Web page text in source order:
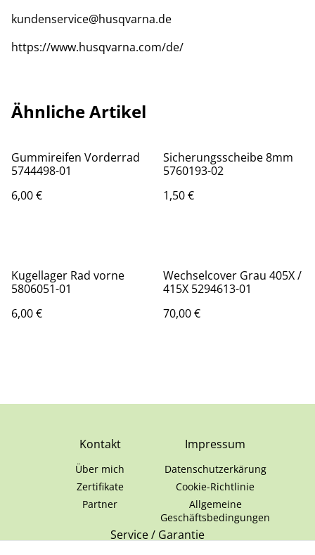
kundenservice@husqvarna.de
https://www.husqvarna.com/de/
Ähnliche Artikel
Gummireifen Vorderrad
5744498-01
6,00 €
Sicherungsscheibe 8mm
5760193-02
1,50 €
Kugellager Rad vorne
5806051-01
6,00 €
Wechselcover Grau 405X /
415X 5294613-01
70,00 €
Kontakt
Über mich
Zertifikate
Partner
Impressum
Datenschutzerkärung
Cookie-Richtlinie
Allgemeine
Geschäftsbedingungen
Service / Garantie